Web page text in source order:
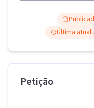
Última
Petição